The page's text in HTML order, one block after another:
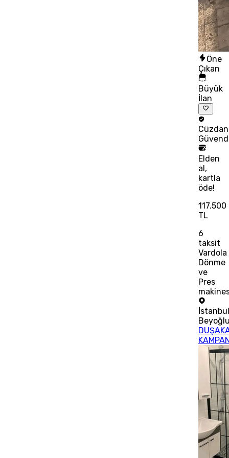
Öne
Çıkan
Büyük
İlan
Elden
al,
kartla
öde!
117.500
TL
6
taksit
Vardola
Dönme
ve
Pres
İstanbul